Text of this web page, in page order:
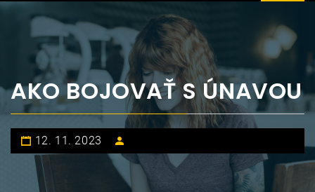
AKO BOJOVAŤ S ÚNAVOU
12. 11. 2023